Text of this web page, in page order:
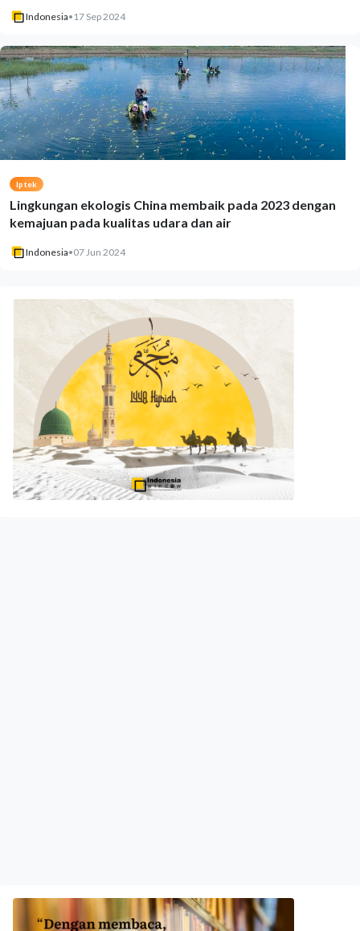
Indonesia• 17 Sep 2024
Iptek
Lingkungan ekologis China membaik pada 2023 dengan
kemajuan pada kualitas udara dan air
Indonesia•07 Jun 2024